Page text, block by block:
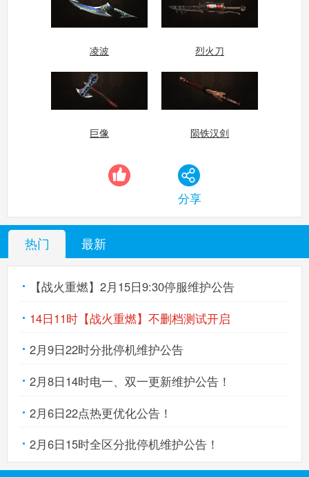
凌波 烈火刀
巨像 陨铁汉剑
分享
热门 最新
【战火重燃】2月15日9:30停服维护公告
14日11时【战火重燃】不删档测试开启
2月9日22时分批停机维护公告
2月8日14时电一、双一更新维护公告！
2月6日22点热更优化公告！
2月6日15时全区分批停机维护公告！